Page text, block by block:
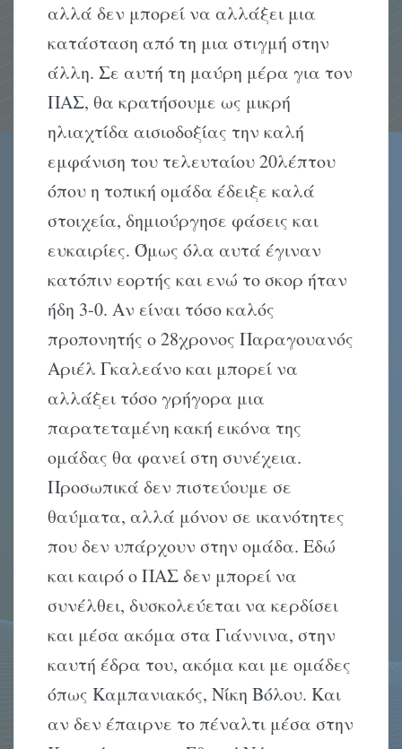
αλλά δεν μπορεί να αλλάξει μια
κατάσταση από τη μια στιγμή στην
άλλη. Σε αυτή τη μαύρη μέρα για τον
ΠΑΣ, θα κρατήσουμε ως μικρή
ηλιαχτίδα αισιοδοξίας την καλή
εμφάνιση του τελευταίου 20λέπτου
όπου η τοπική ομάδα έδειξε καλά
στοιχεία, δημιούργησε φάσεις και
ευκαιρίες. Όμως όλα αυτά έγιναν
κατόπιν εορτής και ενώ το σκορ ήταν
ήδη 3-0. Αν είναι τόσο καλός
προπονητής ο 28χρονος Παραγουανός
Αριέλ Γκαλεάνο και μπορεί να
αλλάξει τόσο γρήγορα μια
παρατεταμένη κακή εικόνα της
ομάδας θα φανεί στη συνέχεια.
Προσωπικά δεν πιστεύουμε σε
θαύματα, αλλά μόνον σε ικανότητες
που δεν υπάρχουν στην ομάδα. Εδώ
και καιρό ο ΠΑΣ δεν μπορεί να
συνέλθει, δυσκολεύεται να κερδίσει
και μέσα ακόμα στα Γιάννινα, στην
καυτή έδρα του, ακόμα και με ομάδες
όπως Καμπανιακός, Νίκη Βόλου. Και
αν δεν έπαιρνε το πέναλτι μέσα στην